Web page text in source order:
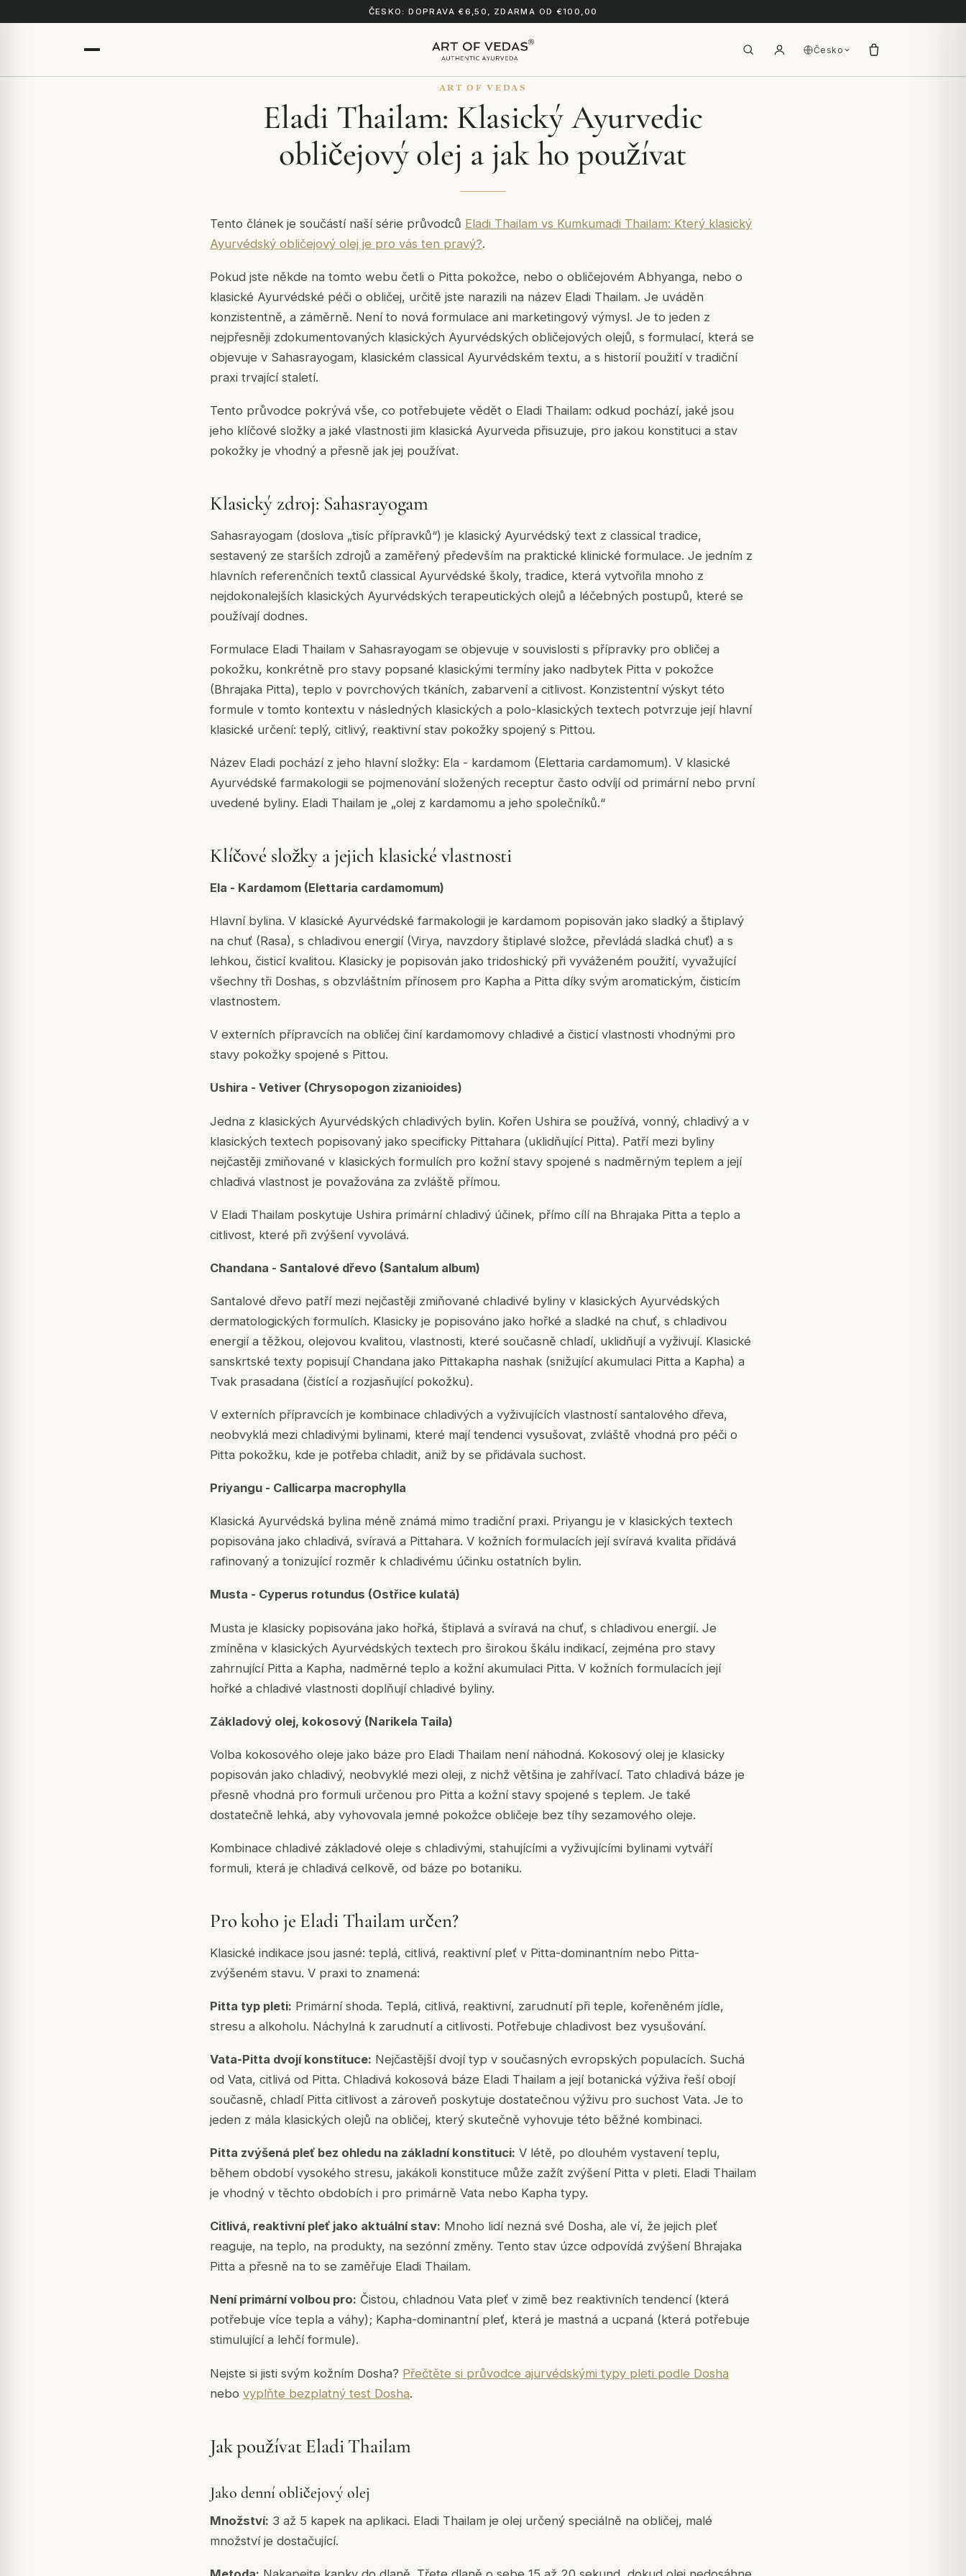
ČESKO: DOPRAVA €6,50, ZDARMA OD €100,00
Česko
ART OF VEDAS
Eladi Thailam: Klasický Ayurvedic
obličejový olej a jak ho používat
Tento článek je součástí naší série průvodců Eladi Thailam vs Kumkumadi Thailam: Který klasický
Ayurvédský obličejový olej je pro vás ten pravý?.
Pokud jste někde na tomto webu četli o Pitta pokožce, nebo o obličejovém Abhyanga, nebo o
klasické Ayurvédské péči o obličej, určitě jste narazili na název Eladi Thailam. Je uváděn
konzistentně, a záměrně. Není to nová formulace ani marketingový výmysl. Je to jeden z
nejpřesněji zdokumentovaných klasických Ayurvédských obličejových olejů, s formulací, která se
objevuje v Sahasrayogam, klasickém classical Ayurvédském textu, a s historií použití v tradiční
praxi trvající staletí.
Tento průvodce pokrývá vše, co potřebujete vědět o Eladi Thailam: odkud pochází, jaké jsou
jeho klíčové složky a jaké vlastnosti jim klasická Ayurveda přisuzuje, pro jakou konstituci a stav
pokožky je vhodný a přesně jak jej používat.
Klasický zdroj: Sahasrayogam
Sahasrayogam (doslova „tisíc přípravků“) je klasický Ayurvédský text z classical tradice,
sestavený ze starších zdrojů a zaměřený především na praktické klinické formulace. Je jedním z
hlavních referenčních textů classical Ayurvédské školy, tradice, která vytvořila mnoho z
nejdokonalejších klasických Ayurvédských terapeutických olejů a léčebných postupů, které se
používají dodnes.
Formulace Eladi Thailam v Sahasrayogam se objevuje v souvislosti s přípravky pro obličej a
pokožku, konkrétně pro stavy popsané klasickými termíny jako nadbytek Pitta v pokožce
(Bhrajaka Pitta), teplo v povrchových tkáních, zabarvení a citlivost. Konzistentní výskyt této
formule v tomto kontextu v následných klasických a polo-klasických textech potvrzuje její hlavní
klasické určení: teplý, citlivý, reaktivní stav pokožky spojený s Pittou.
Název Eladi pochází z jeho hlavní složky: Ela - kardamom (Elettaria cardamomum). V klasické
Ayurvédské farmakologii se pojmenování složených receptur často odvíjí od primární nebo první
uvedené byliny. Eladi Thailam je „olej z kardamomu a jeho společníků.“
Klíčové složky a jejich klasické vlastnosti
Ela - Kardamom (Elettaria cardamomum)
Hlavní bylina. V klasické Ayurvédské farmakologii je kardamom popisován jako sladký a štiplavý
na chuť (Rasa), s chladivou energií (Virya, navzdory štiplavé složce, převládá sladká chuť) a s
lehkou, čisticí kvalitou. Klasicky je popisován jako tridoshický při vyváženém použití, vyvažující
všechny tři Doshas, s obzvláštním přínosem pro Kapha a Pitta díky svým aromatickým, čisticím
vlastnostem.
V externích přípravcích na obličej činí kardamomovy chladivé a čisticí vlastnosti vhodnými pro
stavy pokožky spojené s Pittou.
Ushira - Vetiver (Chrysopogon zizanioides)
Jedna z klasických Ayurvédských chladivých bylin. Kořen Ushira se používá, vonný, chladivý a v
klasických textech popisovaný jako specificky Pittahara (uklidňující Pitta). Patří mezi byliny
nejčastěji zmiňované v klasických formulích pro kožní stavy spojené s nadměrným teplem a její
chladivá vlastnost je považována za zvláště přímou.
V Eladi Thailam poskytuje Ushira primární chladivý účinek, přímo cílí na Bhrajaka Pitta a teplo a
citlivost, které při zvýšení vyvolává.
Chandana - Santalové dřevo (Santalum album)
Santalové dřevo patří mezi nejčastěji zmiňované chladivé byliny v klasických Ayurvédských
dermatologických formulích. Klasicky je popisováno jako hořké a sladké na chuť, s chladivou
energií a těžkou, olejovou kvalitou, vlastnosti, které současně chladí, uklidňují a vyživují. Klasické
sanskrtské texty popisují Chandana jako Pittakapha nashak (snižující akumulaci Pitta a Kapha) a
Tvak prasadana (čistící a rozjasňující pokožku).
V externích přípravcích je kombinace chladivých a vyživujících vlastností santalového dřeva,
neobvyklá mezi chladivými bylinami, které mají tendenci vysušovat, zvláště vhodná pro péči o
Pitta pokožku, kde je potřeba chladit, aniž by se přidávala suchost.
Priyangu - Callicarpa macrophylla
Klasická Ayurvédská bylina méně známá mimo tradiční praxi. Priyangu je v klasických textech
popisována jako chladivá, svíravá a Pittahara. V kožních formulacích její svíravá kvalita přidává
rafinovaný a tonizující rozměr k chladivému účinku ostatních bylin.
Musta - Cyperus rotundus (Ostřice kulatá)
Musta je klasicky popisována jako hořká, štiplavá a svíravá na chuť, s chladivou energií. Je
zmíněna v klasických Ayurvédských textech pro širokou škálu indikací, zejména pro stavy
zahrnující Pitta a Kapha, nadměrné teplo a kožní akumulaci Pitta. V kožních formulacích její
hořké a chladivé vlastnosti doplňují chladivé byliny.
Základový olej, kokosový (Narikela Taila)
Volba kokosového oleje jako báze pro Eladi Thailam není náhodná. Kokosový olej je klasicky
popisován jako chladivý, neobvyklé mezi oleji, z nichž většina je zahřívací. Tato chladivá báze je
přesně vhodná pro formuli určenou pro Pitta a kožní stavy spojené s teplem. Je také
dostatečně lehká, aby vyhovovala jemné pokožce obličeje bez tíhy sezamového oleje.
Kombinace chladivé základové oleje s chladivými, stahujícími a vyživujícími bylinami vytváří
formuli, která je chladivá celkově, od báze po botaniku.
Pro koho je Eladi Thailam určen?
Klasické indikace jsou jasné: teplá, citlivá, reaktivní pleť v Pitta-dominantním nebo Pitta-
zvýšeném stavu. V praxi to znamená:
Pitta typ pleti: Primární shoda. Teplá, citlivá, reaktivní, zarudnutí při teple, kořeněném jídle,
stresu a alkoholu. Náchylná k zarudnutí a citlivosti. Potřebuje chladivost bez vysušování.
Vata-Pitta dvojí konstituce: Nejčastější dvojí typ v současných evropských populacích. Suchá
od Vata, citlivá od Pitta. Chladivá kokosová báze Eladi Thailam a její botanická výživa řeší obojí
současně, chladí Pitta citlivost a zároveň poskytuje dostatečnou výživu pro suchost Vata. Je to
jeden z mála klasických olejů na obličej, který skutečně vyhovuje této běžné kombinaci.
Pitta zvýšená pleť bez ohledu na základní konstituci: V létě, po dlouhém vystavení teplu,
během období vysokého stresu, jakákoli konstituce může zažít zvýšení Pitta v pleti. Eladi Thailam
je vhodný v těchto obdobích i pro primárně Vata nebo Kapha typy.
Citlivá, reaktivní pleť jako aktuální stav: Mnoho lidí nezná své Dosha, ale ví, že jejich pleť
reaguje, na teplo, na produkty, na sezónní změny. Tento stav úzce odpovídá zvýšení Bhrajaka
Pitta a přesně na to se zaměřuje Eladi Thailam.
Není primární volbou pro: Čistou, chladnou Vata pleť v zimě bez reaktivních tendencí (která
potřebuje více tepla a váhy); Kapha-dominantní pleť, která je mastná a ucpaná (která potřebuje
stimulující a lehčí formule).
Nejste si jisti svým kožním Dosha? Přečtěte si průvodce ajurvédskými typy pleti podle Dosha
nebo vyplňte bezplatný test Dosha.
Jak používat Eladi Thailam
Jako denní obličejový olej
Množství: 3 až 5 kapek na aplikaci. Eladi Thailam je olej určený speciálně na obličej, malé
množství je dostačující.